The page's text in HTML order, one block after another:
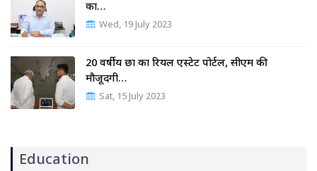
का…
Wed, 19 July 2023
20 वर्षीय छात्र का रियल एस्टेट पोर्टल, सीएम की
मौजूदगी…
Sat, 15 July 2023
Education